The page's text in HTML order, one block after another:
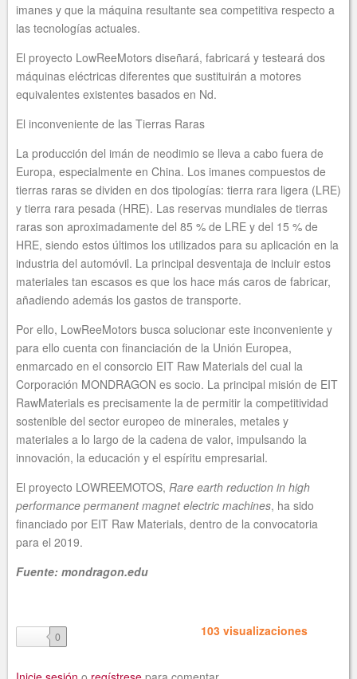
imanes y que la máquina resultante sea competitiva respecto a
las tecnologías actuales.
El proyecto LowReeMotors diseñará, fabricará y testeará dos
máquinas eléctricas diferentes que sustituirán a motores
equivalentes existentes basados en Nd.
El inconveniente de las Tierras Raras
La producción del imán de neodimio se lleva a cabo fuera de
Europa, especialmente en China. Los imanes compuestos de
tierras raras se dividen en dos tipologías: tierra rara ligera (LRE)
y tierra rara pesada (HRE). Las reservas mundiales de tierras
raras son aproximadamente del 85 % de LRE y del 15 % de
HRE, siendo estos últimos los utilizados para su aplicación en la
industria del automóvil. La principal desventaja de incluir estos
materiales tan escasos es que los hace más caros de fabricar,
añadiendo además los gastos de transporte.
Por ello, LowReeMotors busca solucionar este inconveniente y
para ello cuenta con financiación de la Unión Europea,
enmarcado en el consorcio EIT Raw Materials del cual la
Corporación MONDRAGON es socio. La principal misión de EIT
RawMaterials es precisamente la de permitir la competitividad
sostenible del sector europeo de minerales, metales y
materiales a lo largo de la cadena de valor, impulsando la
innovación, la educación y el espíritu empresarial.
El proyecto LOWREEMOTOS, Rare earth reduction in high
performance permanent magnet electric machines, ha sido
financiado por EIT Raw Materials, dentro de la convocatoria
para el 2019.
Fuente: mondragon.edu
like0 103 visualizaciones